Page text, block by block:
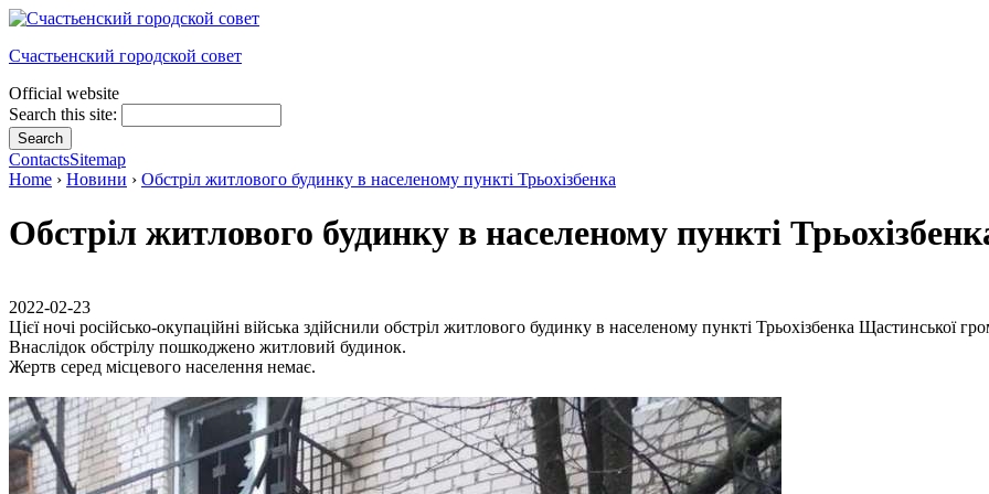
Счастьенский городской совет
Official website
Search this site:
ContactsSitemap
Home › Новини › Обстріл житлового будинку в населеному пункті Трьохізбенка
Обстріл житлового будинку в населеному пункті
2022-02-23
Цієї ночі російсько-окупаційні війська здійснили обстріл житлового будинку в населеному пункті Трьохізбенка Щастинської
Внаслідок обстрілу пошкоджено житловий будинок.
Жертв серед місцевого населення немає.